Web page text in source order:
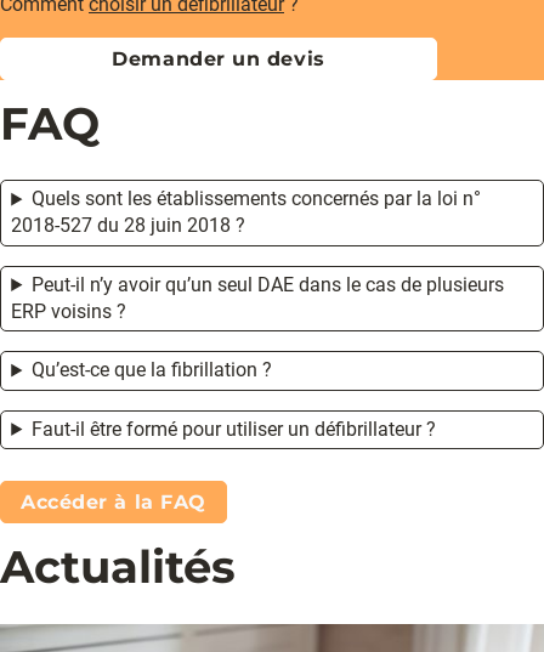
Demander un devis
FAQ
Quels sont les établissements concernés par la loi n°
2018-527 du 28 juin 2018 ?
Peut-il n’y avoir qu’un seul DAE dans le cas de plusieurs
ERP voisins ?
Qu’est-ce que la fibrillation ?
Faut-il être formé pour utiliser un défibrillateur ?
Accéder à la FAQ
Actualités